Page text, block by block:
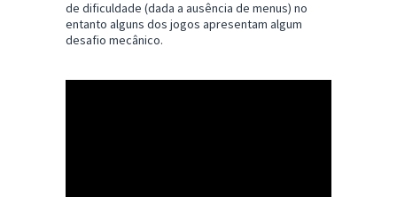
de dificuldade (dada a ausência de menus) no
entanto alguns dos jogos apresentam algum
desafio mecânico.